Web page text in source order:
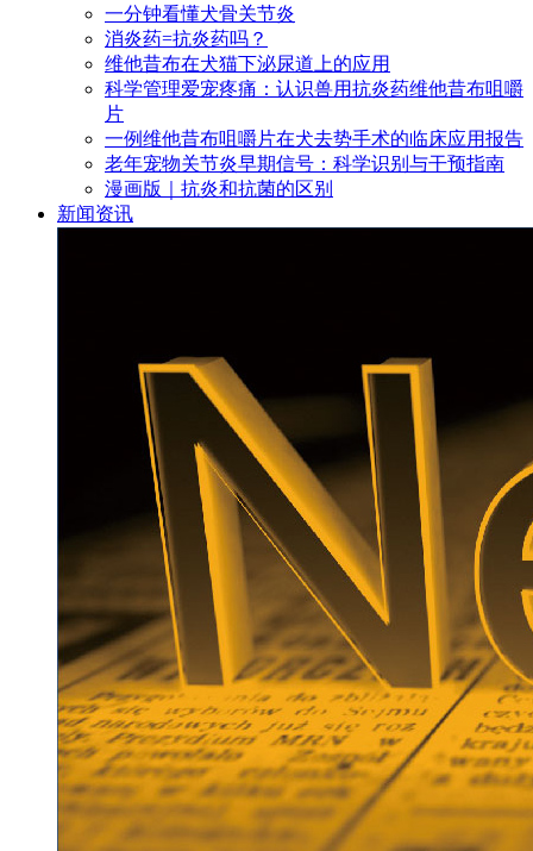
一分钟看懂犬骨关节炎
消炎药=抗炎药吗？
维他昔布在犬猫下泌尿道上的应用
科学管理爱宠疼痛：认识兽用抗炎药维他昔布咀嚼
片
一例维他昔布咀嚼片在犬去势手术的临床应用报告
老年宠物关节炎早期信号：科学识别与干预指南
漫画版｜抗炎和抗菌的区别
新闻资讯